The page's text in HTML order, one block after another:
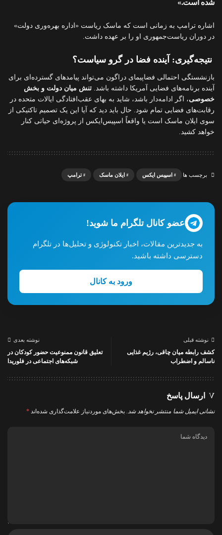
شده است.»
اشاره ترامپ به زمانی است که ماسک ریاست «اداره بهره‌وری دولت»
در دوران ریاست‌جمهوری او را بر عهده داشت.
نتیجه‌گیری: آینده فضا در گرو سیاست؟
بازنشستگی احتمالی فضاپیمای دراگون می‌تواند پیامدهای گسترده‌ای برای
آینده برنامه‌های فضایی آمریکا داشته باشد. تنش میان دولت و بخش
خصوصی، اگر ادامه‌دار باشد، شاید به بهای عقب‌افتادگی ایالات متحده در
رقابت‌های فضایی تمام شود. حال باید دید که آیا این یک تصمیم تاکتیکی از
سوی ایلان ماسک است یا واقعاً اسپیس‌ایکس از پروژه‌ای حیاتی کنار
خواهد کشید.
برچسب ها اسپیس ایکس ایلان ماسک ترامپ
عضو کانال تلگرام ما شوید!
به جدیدترین مقالات، اخبار تکنولوژی و تحلیل‌ها در تلگرام
دسترسی داشته باشید.
ورود به کانال
نوشته قبلی
کشف رابطه میان چاقی، رژیم غذایی
ناسالم و اضطراب
نوشته بعدی
تعلیق قانون ممنوعیت حضور کودکان در
شبکه‌های اجتماعی در فلوریدا
ارسال پاسخ
نشانی ایمیل شما منتشر نخواهد شد. بخش‌های موردنیاز علامت‌گذاری شده‌اند *